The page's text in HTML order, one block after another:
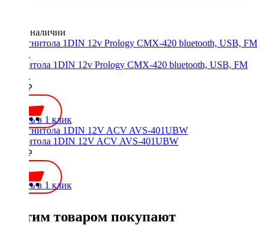
Нет в наличии
Магнитола 1DIN 12v Prology CMX-420 bluetooth, USB, FM
4290 ₽
Купить в 1 клик
Магнитола 1DIN 12V ACV AVS-401UBW
2000 ₽
Купить в 1 клик
С этим товаром покупают